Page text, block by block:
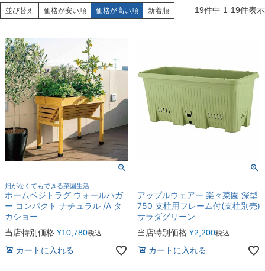
並び替え 価格が安い順 価格が高い順 新着順 19件中 1-19件表示
畑がなくてもできる菜園生活
ホームベジトラグ ウォールハガ
ー コンパクト ナチュラル /A タ
カショー
当店特別価格 ¥10,780税込
カートに入れる
アップルウェアー 楽々菜園 深型
750 支柱用フレーム付(支柱別売)
サラダグリーン
当店特別価格 ¥2,200税込
カートに入れる